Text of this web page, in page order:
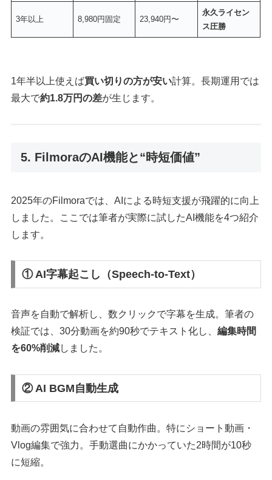
3年以上 8,980円固定 23,940円〜
永久ライセン
ス圧勝
1年半以上使えば買い切りの方が安い計算。長期運用では
最大で約1.8万円の差が生じます。
5. FilmoraのAI機能と“時短価値”
2025年のFilmoraでは、AIによる時短支援が飛躍的に向上
しました。ここでは筆者が実際に試したAI機能を4つ紹介
します。
① AI字幕起こし（Speech-to-Text）
音声を自動で解析し、数クリックで字幕を生成。筆者の
検証では、30分動画を約90秒でテキスト化し、編集時間
を60%削減しました。
② AI BGM自動生成
動画の雰囲気に合わせて自動作曲。特にショート動画・
Vlog編集で強力。手動選曲にかかっていた2時間が10秒
に短縮。